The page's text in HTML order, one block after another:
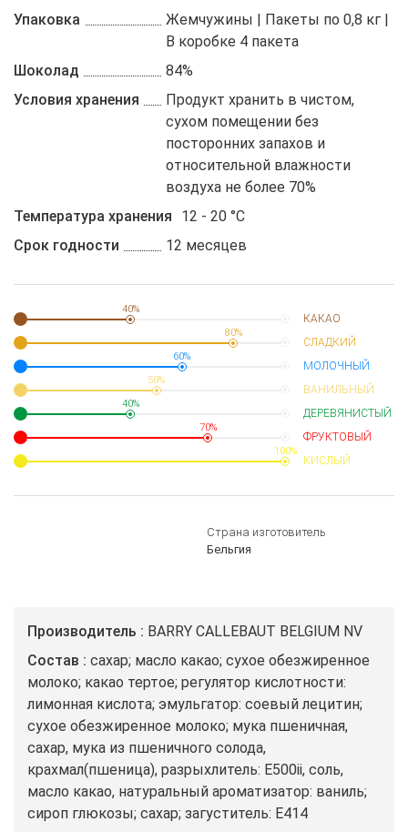
Упаковка
Жемчужины | Пакеты по 0,8 кг |
В коробке 4 пакета
Шоколад
84%
Условия хранения
Продукт хранить в чистом,
сухом помещении без
посторонних запахов и
относительной влажности
воздуха не более 70%
Температура хранения
12 - 20 °C
Срок годности
12 месяцев
40%
КАКАО
80%
СЛАДКИЙ
60%
МОЛОЧНЫЙ
50%
ВАНИЛЬНЫЙ
40%
ДЕРЕВЯНИСТЫЙ
70%
ФРУКТОВЫЙ
100%
КИСЛЫЙ
Страна изготовитель
Бельгия
Производитель
BARRY CALLEBAUT BELGIUM NV
Состав
сахар; масло какао; сухое обезжиренное
молоко; какао тертое; регулятор кислотности:
лимонная кислота; эмульгатор: соевый лецитин;
сухое обезжиренное молоко; мука пшеничная,
сахар, мука из пшеничного солода,
крахмал(пшеница), разрыхлитель: E500ii, соль,
масло какао, натуральный ароматизатор: ваниль;
сироп глюкозы; сахар; загуститель: Е414